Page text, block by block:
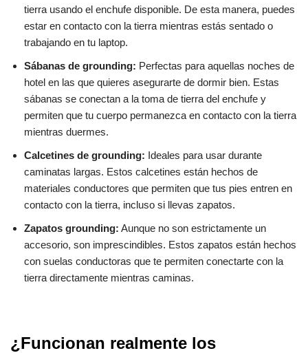
tierra usando el enchufe disponible. De esta manera, puedes
estar en contacto con la tierra mientras estás sentado o
trabajando en tu laptop.
Sábanas de grounding: Perfectas para aquellas noches de
hotel en las que quieres asegurarte de dormir bien. Estas
sábanas se conectan a la toma de tierra del enchufe y
permiten que tu cuerpo permanezca en contacto con la tierra
mientras duermes.
Calcetines de grounding: Ideales para usar durante
caminatas largas. Estos calcetines están hechos de
materiales conductores que permiten que tus pies entren en
contacto con la tierra, incluso si llevas zapatos.
Zapatos grounding: Aunque no son estrictamente un
accesorio, son imprescindibles. Estos zapatos están hechos
con suelas conductoras que te permiten conectarte con la
tierra directamente mientras caminas.
¿Funcionan realmente los